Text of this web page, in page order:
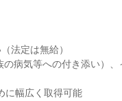
法定は無給）
病気等への付き添い）
に幅広く取得可能